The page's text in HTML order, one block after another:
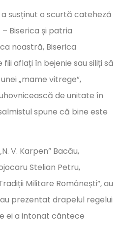
susținut o scurtă cateheză
Biserica și patria
noastră, Biserica
aflați în bejenie sau siliți să
„mame vitrege”,
de unitate în
spune că bine este
V. Karpen” Bacău,
Stelian Petru,
Militare Românești”, au
prezentat drapelul regelui
ei a intonat cântece